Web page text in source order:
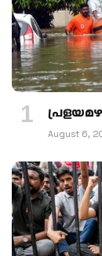
August 6,